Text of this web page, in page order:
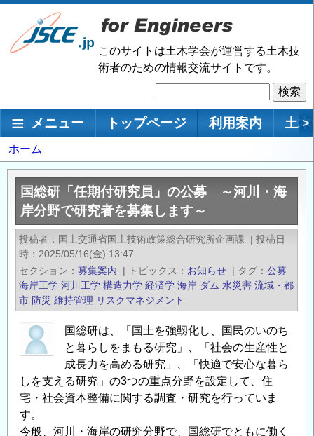
メ
ン
移
このサイトは土木学会が運営する土木技
術者のための情報交流サイトです。
索
メインナビゲーション
メニュー トップページ 利用案内 土 >
パ
ン
く
ホーム
国総研「任期付研究員」の公募 ～河川・海
岸分野で研究者を募集します～
投稿者 国土交通省国土技術政策総合研究所企画課 | 投稿日
時
2025/05/16(金) 13:47
セクション
募集案内 | トピックス お知らせ | タグ
公募
海岸工学 河川工学 構造力学 経済学 海岸 ダム 水災害 流域・都
市 防災 維持管理 リスクマネジメント
国総研は、「国土を強靱化し、国民のいのち
と暮らしをまもる研究」、「社会の生産性と
成長力を高める研究」、「快適で安心な暮ら
しを支える研究」の3つの重点分野を設定して、住
宅・社会資本整備に関する調査・研究を行っていま
す。
今般、河川・海岸の研究分野で、国総研でともに働く